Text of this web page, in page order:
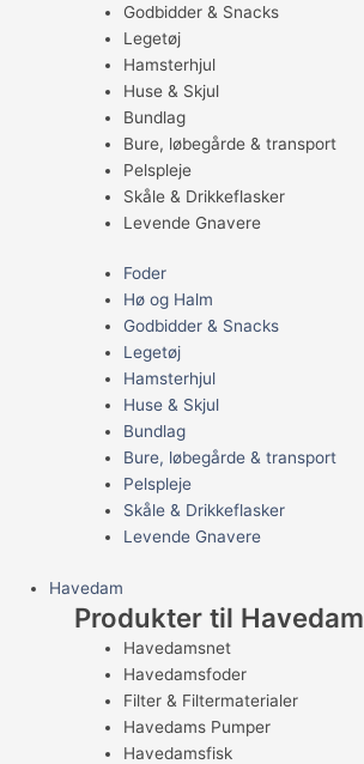
Godbidder & Snacks
Legetøj
Hamsterhjul
Huse & Skjul
Bundlag
Bure, løbegårde & transport
Pelspleje
Skåle & Drikkeflasker
Levende Gnavere
Foder
Hø og Halm
Godbidder & Snacks
Legetøj
Hamsterhjul
Huse & Skjul
Bundlag
Bure, løbegårde & transport
Pelspleje
Skåle & Drikkeflasker
Levende Gnavere
Havedam
Produkter til Havedam
Havedamsnet
Havedamsfoder
Filter & Filtermaterialer
Havedams Pumper
Havedamsfisk